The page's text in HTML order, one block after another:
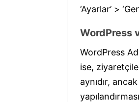
‘Ayarlar’ >
WordPress
WordPress
ise,
aynıdır,